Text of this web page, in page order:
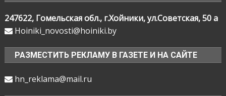
247622, Гомельская обл., г.Хойники, ул.Советская, 50 а
Hoiniki_novosti@hoiniki.by
РАЗМЕСТИТЬ РЕКЛАМУ В ГАЗЕТЕ И НА САЙТЕ
hn_reklama@mail.ru